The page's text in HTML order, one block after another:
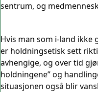
sentrum, og
Hvis man som i-land ikke
er holdningsetisk sett
avhengige, og over tid
holdningene” og
situasjonen også blir